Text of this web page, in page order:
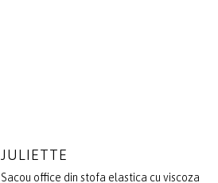
JULIETTE
Sacou office din stofa elastica cu viscoza